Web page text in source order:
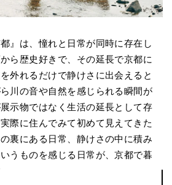
』は、憧れと日常が同時に存在し
ら歴史好きで、その延長で京都に
外れるだけで静けさに出会えると
川の音や自然を感じられる瞬間が
示物ではなく生活の延長として存
際に住んでみて初めて見えてきた
裏にある日常、静けさの中に積み
うものを感じる日常が、京都で暮